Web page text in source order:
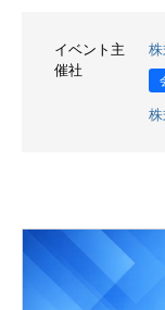
イベント主
催社